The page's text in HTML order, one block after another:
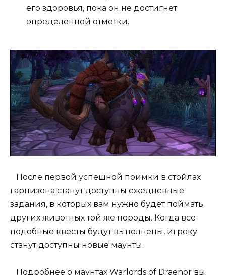
его здоровья, пока он не достигнет
определенной отметки.
После первой успешной поимки в стойлах
гарнизона станут доступны ежедневные
задания, в которых вам нужно будет поймать
других животных той же породы. Когда все
подобные квесты будут выполнены, игроку
станут доступны новые маунты.
Подробнее о маунтах Warlords of Draenor вы